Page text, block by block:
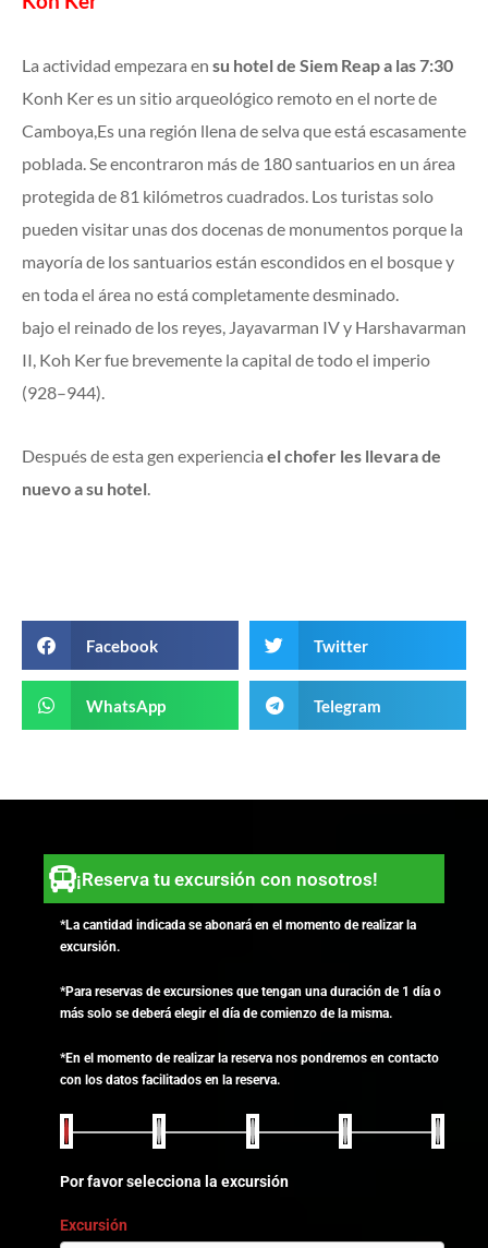
La actividad empezara en su hotel de Siem Reap a las 7:30
Konh Ker es un sitio arqueológico remoto en el norte de
Camboya,Es una región llena de selva que está escasamente
poblada. Se encontraron más de 180 santuarios en un área
protegida de 81 kilómetros cuadrados. Los turistas solo
pueden visitar unas dos docenas de monumentos porque la
mayoría de los santuarios están escondidos en el bosque y
en toda el área no está completamente desminado.
bajo el reinado de los reyes, Jayavarman IV y Harshavarman
II, Koh Ker fue brevemente la capital de todo el imperio
(928–944).
Después de esta gen experiencia el chofer les llevara de
nuevo a su hotel.
Facebook Twitter
WhatsApp Telegram
¡Reserva tu excursión con nosotros!
*La cantidad indicada se abonará en el momento de realizar la
excursión.
*Para reservas de excursiones que tengan una duración de 1 día o
más solo se deberá elegir el día de comienzo de la misma.
*En el momento de realizar la reserva nos pondremos en contacto
con los datos facilitados en la reserva.
Por favor selecciona la excursión
Excursión